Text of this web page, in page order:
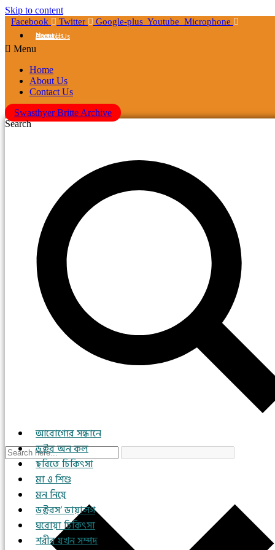
Skip to content
Facebook Twitter Google-plus Youtube Microphone
Home
About Us
Contact Us
Menu
Home
About Us
Contact Us
Swasthyer Britte Archive
Search
আরোগ্যের সন্ধানে
ডক্টর অন কল
ছবিতে চিকিৎসা
মা ও শিশু
মন নিয়ে
ডক্টরস’ ডায়ালগ
ঘরোয়া চিকিৎসা
শরীর যখন সম্পদ